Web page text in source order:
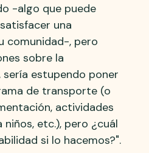
-algo que puede
una
comunidad-, pero
sobre la
sería estupendo poner
de transporte (o
actividades
etc.), pero ¿cuál
si lo hacemos?".